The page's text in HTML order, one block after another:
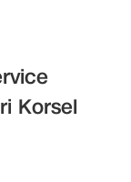
Korsel